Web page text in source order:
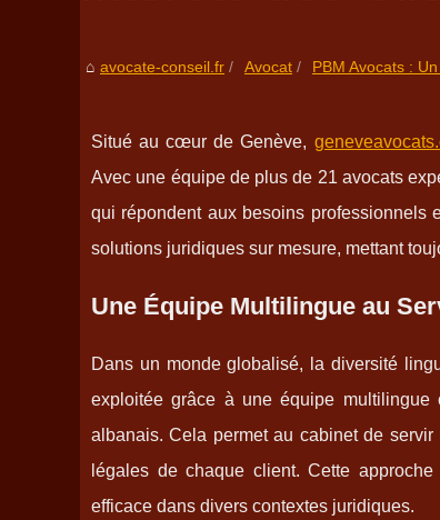
avocate-conseil.fr Avocat PBM Avocats :
Situé au cœur de Genève,
Avec une équipe de plus de 21 avocats
qui répondent aux besoins professionnels
solutions juridiques sur mesure, mettant
Une Équipe Multilingue au
Dans un monde globalisé, la diversité
exploitée grâce à une équipe
albanais. Cela permet au cabinet de
légales de chaque client. Cette
efficace dans divers contextes juridiques.